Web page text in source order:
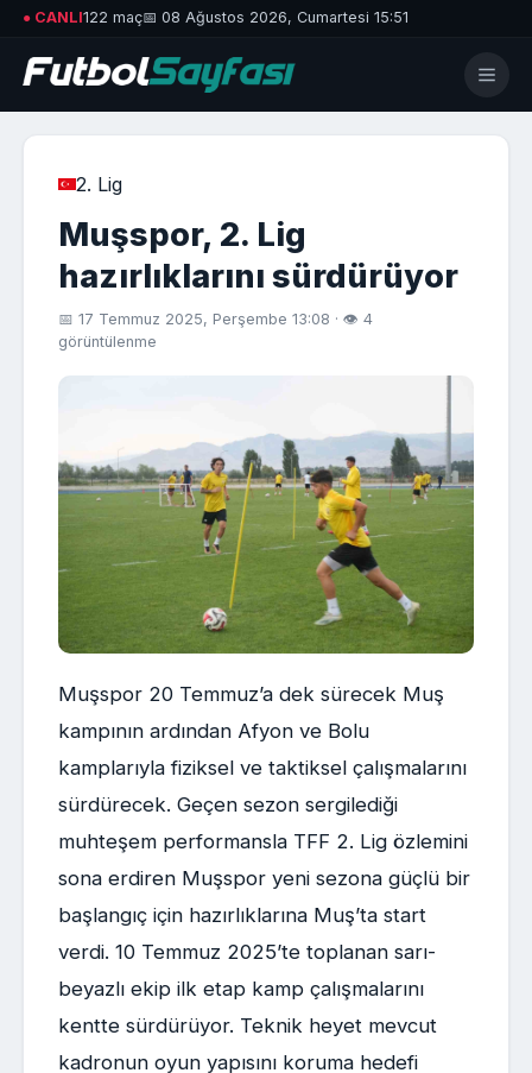
● CANLI122 maç📅 08 Ağustos 2026, Cumartesi 15:51
2. Lig
Muşspor, 2. Lig
hazırlıklarını sürdürüyor
📅 17 Temmuz 2025, Perşembe 13:08 · 👁 4
görüntülenme
Muşspor 20 Temmuz’a dek sürecek Muş
kampının ardından Afyon ve Bolu
kamplarıyla fiziksel ve taktiksel çalışmalarını
sürdürecek. Geçen sezon sergilediği
muhteşem performansla TFF 2. Lig özlemini
sona erdiren Muşspor yeni sezona güçlü bir
başlangıç için hazırlıklarına Muş’ta start
verdi. 10 Temmuz 2025’te toplanan sarı-
beyazlı ekip ilk etap kamp çalışmalarını
kentte sürdürüyor. Teknik heyet mevcut
kadronun oyun yapısını koruma hedefi